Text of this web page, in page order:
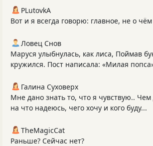
PLutоvkА
Вот и я всегда говорю: главное, не о
Ловец Снов
Маруся улыбнулась, как лиса, Поймав
кружился. Пост написала: «Милая
Галина Суховерх
Мне дано знать то, что я чувствую..
на что надеюсь, чего хочу и кого буду...
TheMagicCat
Раньше? Сейчас нет?